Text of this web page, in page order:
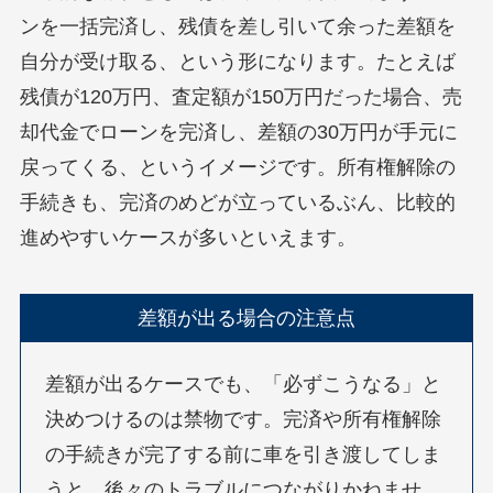
ンを一括完済し、残債を差し引いて余った差額を
自分が受け取る、という形になります。たとえば
残債が120万円、査定額が150万円だった場合、売
却代金でローンを完済し、差額の30万円が手元に
戻ってくる、というイメージです。所有権解除の
手続きも、完済のめどが立っているぶん、比較的
進めやすいケースが多いといえます。
差額が出る場合の注意点
差額が出るケースでも、「必ずこうなる」と
決めつけるのは禁物です。完済や所有権解除
の手続きが完了する前に車を引き渡してしま